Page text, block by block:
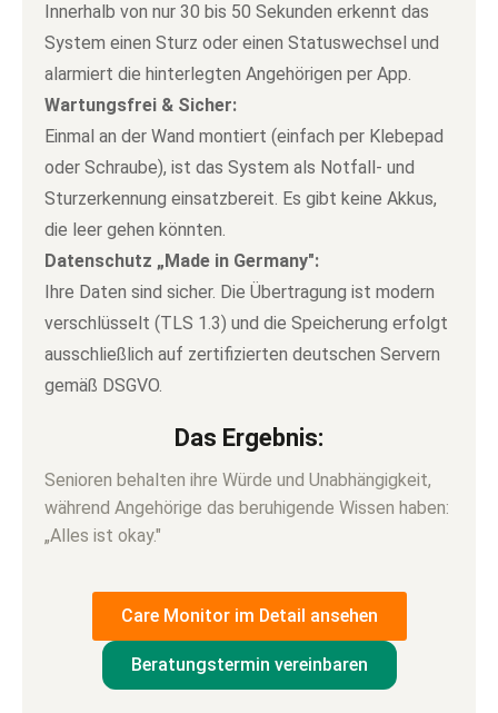
Innerhalb von nur 30 bis 50 Sekunden erkennt das
System einen Sturz oder einen Statuswechsel und
alarmiert die hinterlegten Angehörigen per App.
Wartungsfrei & Sicher:
Einmal an der Wand montiert (einfach per Klebepad
oder Schraube), ist das System als Notfall- und
Sturzerkennung einsatzbereit. Es gibt keine Akkus,
die leer gehen könnten.
Datenschutz „Made in Germany":
Ihre Daten sind sicher. Die Übertragung ist modern
verschlüsselt (TLS 1.3) und die Speicherung erfolgt
ausschließlich auf zertifizierten deutschen Servern
gemäß DSGVO.
Das Ergebnis:
Senioren behalten ihre Würde und Unabhängigkeit,
während Angehörige das beruhigende Wissen haben:
„Alles ist okay."
Care Monitor im Detail ansehen
Beratungstermin vereinbaren